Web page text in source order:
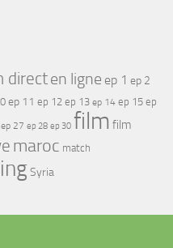
directen ligne ep 1 ep 2
ep 11 ep 12 ep 13 ep 14 ep 15 ep
ep 27 ep 28 ep 30 film film
maroc match
Syria